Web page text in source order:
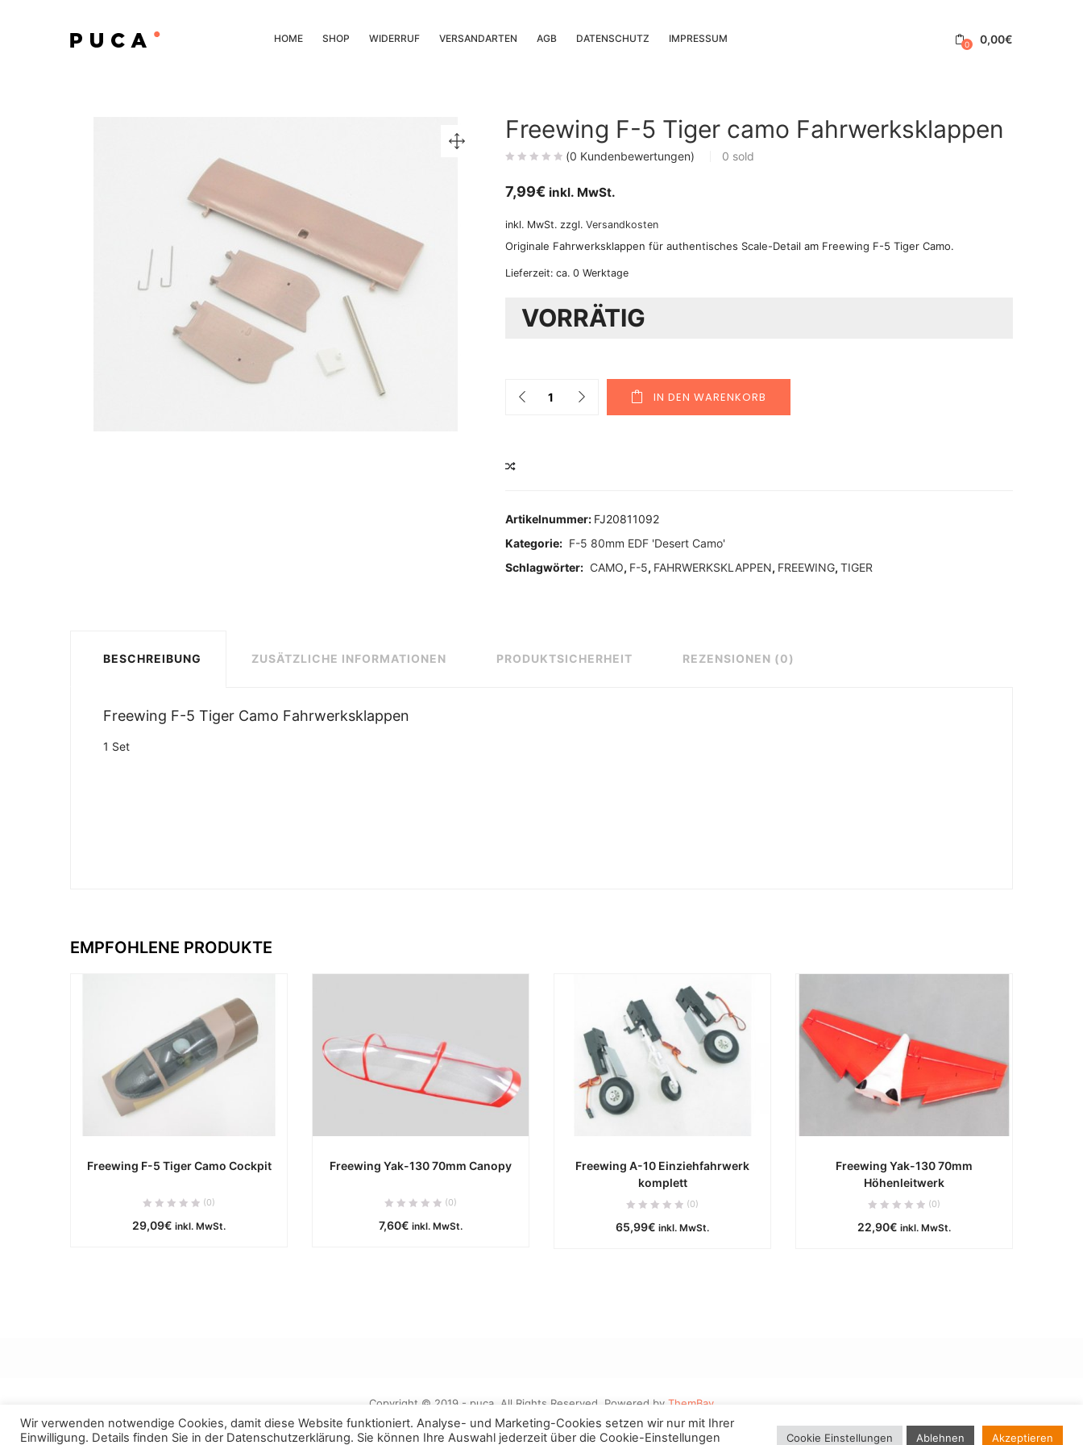
HOME SHOP WIDERRUF VERSANDARTEN AGB DATENSCHUTZ IMPRESSUM 0 0,00€
Freewing F-5 Tiger camo Fahrwerksklappen
(0 Kundenbewertungen) 0 sold
7,99€ inkl. MwSt.
inkl. MwSt. zzgl. Versandkosten
Originale Fahrwerksklappen für authentisches Scale-Detail am Freewing F-5 Tiger Camo.
Lieferzeit: ca. 0 Werktage
VORRÄTIG
Quantity
IN DEN WARENKORB
Artikelnummer: FJ20811092
Kategorie: F-5 80mm EDF 'Desert Camo'
Schlagwörter: CAMO, F-5, FAHRWERKSKLAPPEN, FREEWING, TIGER
BESCHREIBUNG ZUSÄTZLICHE INFORMATIONEN PRODUKTSICHERHEIT REZENSIONEN (0)
Freewing F-5 Tiger Camo Fahrwerksklappen
1 Set
EMPFOHLENE PRODUKTE
Freewing F-5 Tiger Camo Cockpit
(0)
29,09€ inkl. MwSt.
ca. 0 Werktage
IN DEN WARENKORB
Freewing Yak-130 70mm Canopy
(0)
7,60€ inkl. MwSt.
ca. 0 Werktage
IN DEN WARENKORB
Freewing A-10 Einziehfahrwerk
komplett
(0)
65,99€ inkl. MwSt.
ca. 0 Werktage
IN DEN WARENKORB
Freewing Yak-130 70mm
Höhenleitwerk
(0)
22,90€ inkl. MwSt.
ca. 255 Werktage
IN DEN WARENKORB
Copyright © 2019 - puca. All Rights Reserved. Powered by ThemBay
Wir verwenden notwendige Cookies, damit diese Website funktioniert. Analyse- und Marketing-Cookies setzen wir nur mit Ihrer
Einwilligung. Details finden Sie in der Datenschutzerklärung. Sie können Ihre Auswahl jederzeit über die Cookie-Einstellungen Cookie Einstellungen Ablehnen Akzeptieren